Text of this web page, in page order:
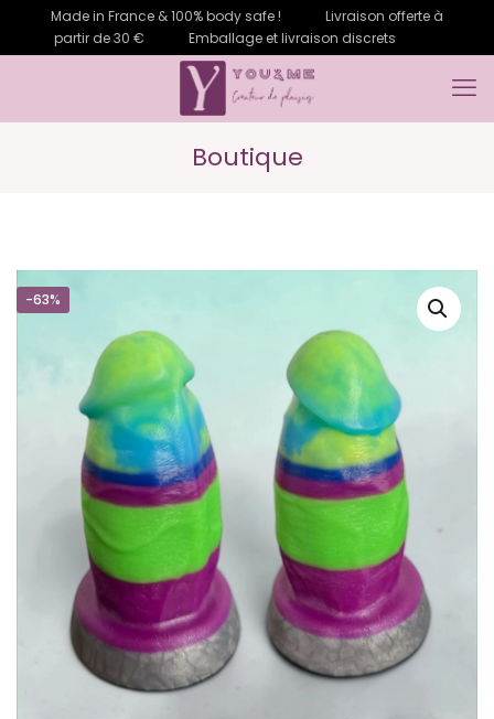
Made in France & 100% body safe !
Livraison offerte à
partir de 30 €
Emballage et livraison discrets
Boutique
-63%